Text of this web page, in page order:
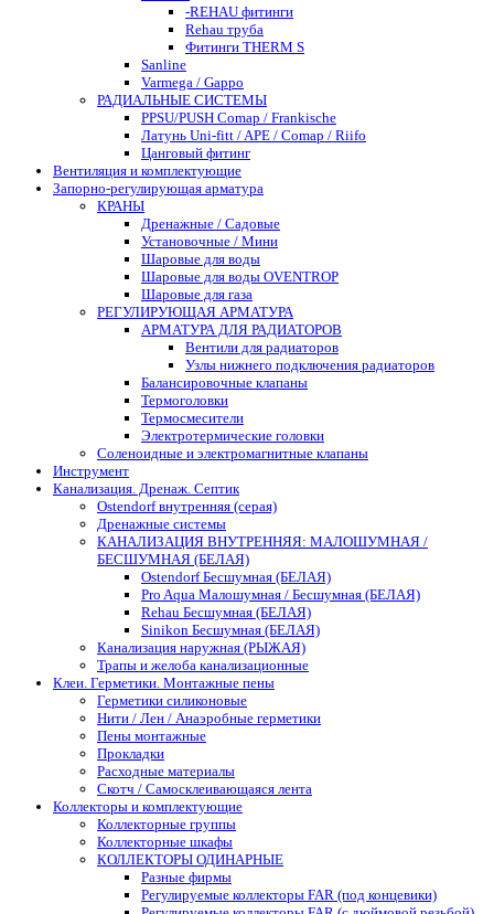
-REHAU фитинги
Rehau труба
Фитинги THERM S
Sanline
Varmega / Gappo
РАДИАЛЬНЫЕ СИСТЕМЫ
PPSU/PUSH Comap / Frankische
Латунь Uni-fitt / APE / Comap / Riifo
Цанговый фитинг
Вентиляция и комплектующие
Запорно-регулирующая арматура
КРАНЫ
Дренажные / Садовые
Установочные / Мини
Шаровые для воды
Шаровые для воды OVENTROP
Шаровые для газа
РЕГУЛИРУЮЩАЯ АРМАТУРА
АРМАТУРА ДЛЯ РАДИАТОРОВ
Вентили для радиаторов
Узлы нижнего подключения радиаторов
Балансировочные клапаны
Термоголовки
Термосмесители
Электротермические головки
Соленоидные и электромагнитные клапаны
Инструмент
Канализация. Дренаж. Септик
Ostendorf внутренняя (серая)
Дренажные системы
КАНАЛИЗАЦИЯ ВНУТРЕННЯЯ: МАЛОШУМНАЯ /
БЕСШУМНАЯ (БЕЛАЯ)
Ostendorf Бесшумная (БЕЛАЯ)
Pro Aqua Малошумная / Бесшумная (БЕЛАЯ)
Rehau Бесшумная (БЕЛАЯ)
Sinikon Бесшумная (БЕЛАЯ)
Канализация наружная (РЫЖАЯ)
Трапы и желоба канализационные
Клеи. Герметики. Монтажные пены
Герметики силиконовые
Нити / Лен / Анаэробные герметики
Пены монтажные
Прокладки
Расходные материалы
Скотч / Самосклеивающаяся лента
Коллекторы и комплектующие
Коллекторные группы
Коллекторные шкафы
КОЛЛЕКТОРЫ ОДИНАРНЫЕ
Разные фирмы
Регулируемые коллекторы FAR (под концевики)